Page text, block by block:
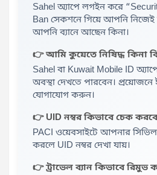
Sahel অ্যাপে লগইন করে
Ban সেকশনে গিয়ে আপনি
আপনি ব্যানে আছেন কিনা।
👉 আমি কুয়েতে নিষিদ্ধ কিনা
Sahel বা Kuwait Mobile ID
অবস্থা দেখতে পারবেন। প্রয়োজনে
যোগাযোগ করুন।
👉 UID নম্বর কিভাবে চেক
PACI ওয়েবসাইটে আপনার
করলে UID নম্বর দেখা যায়।
👉 ট্রাভেল ব্যান কিভাবে রিমুভ